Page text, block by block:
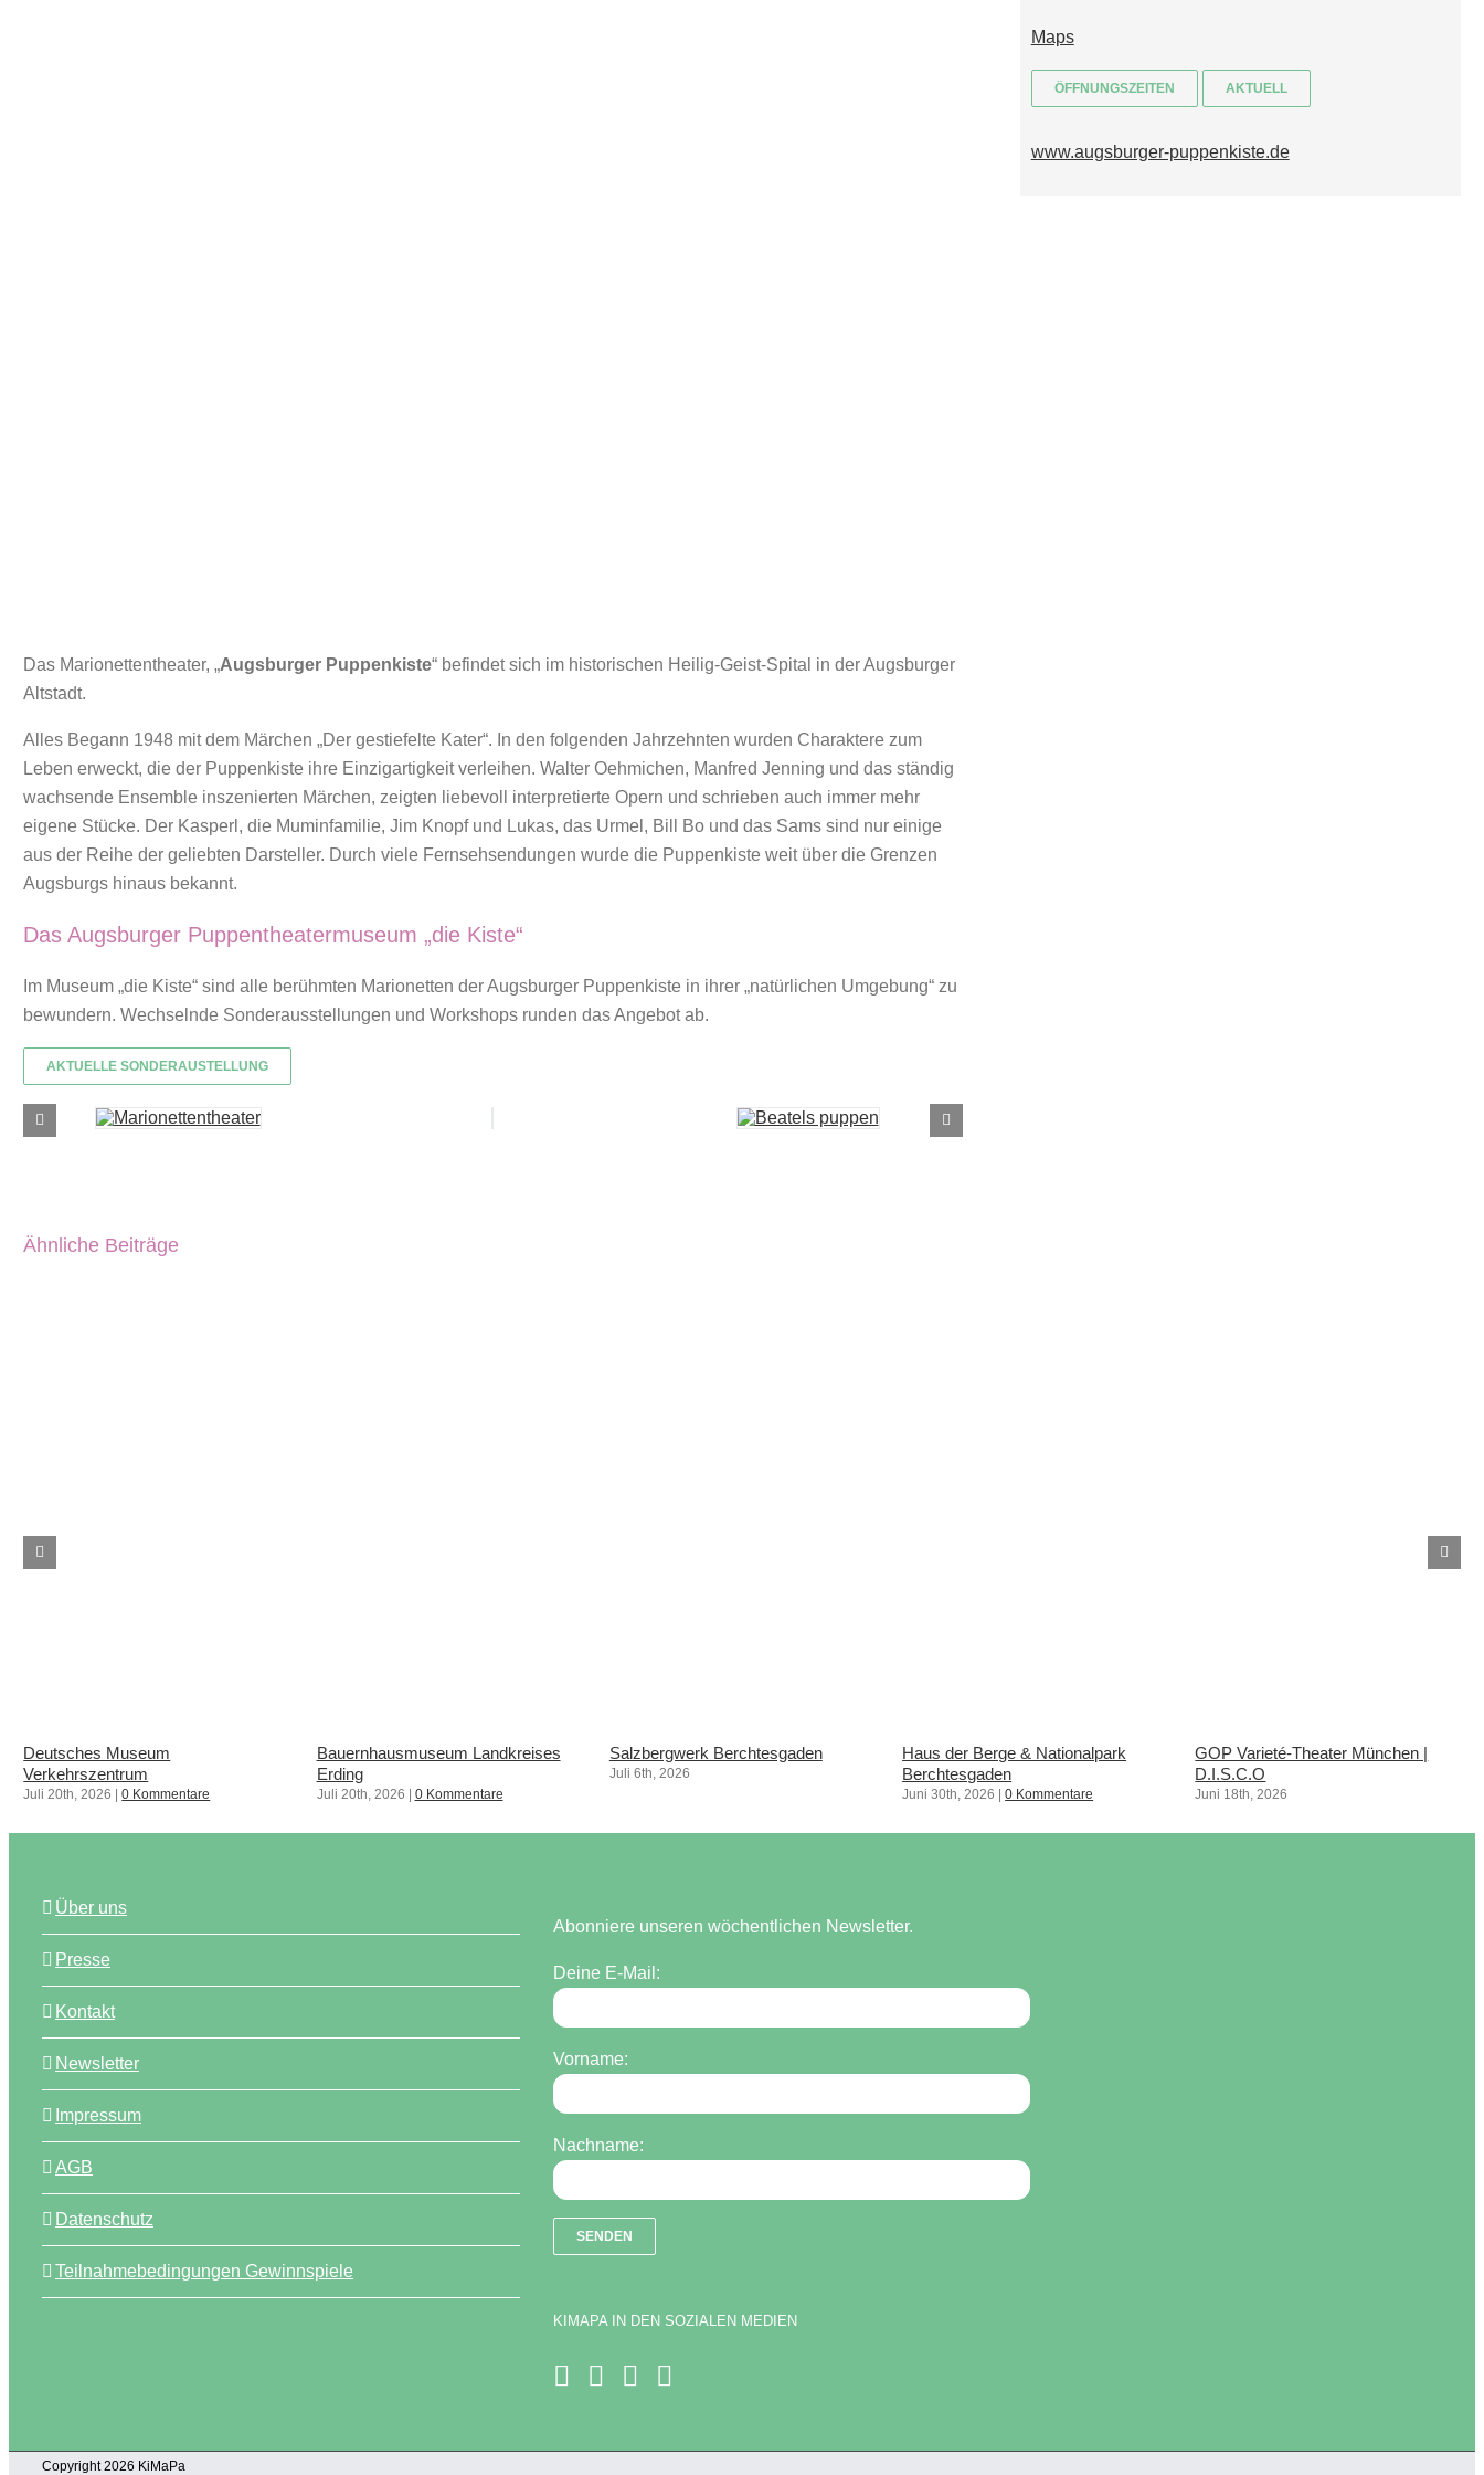
Das Marionettentheater, „Augsburger Puppenkiste“ befindet sich im historischen Heilig-Geist-Spital in der Augsburger
Altstadt.
Alles Begann 1948 mit dem Märchen „Der gestiefelte Kater“. In den folgenden Jahrzehnten wurden Charaktere zum
Leben erweckt, die der Puppenkiste ihre Einzigartigkeit verleihen. Walter Oehmichen, Manfred Jenning und das ständig
wachsende Ensemble inszenierten Märchen, zeigten liebevoll interpretierte Opern und schrieben auch immer mehr
eigene Stücke. Der Kasperl, die Muminfamilie, Jim Knopf und Lukas, das Urmel, Bill Bo und das Sams sind nur einige
aus der Reihe der geliebten Darsteller. Durch viele Fernsehsendungen wurde die Puppenkiste weit über die Grenzen
Augsburgs hinaus bekannt.
Das Augsburger Puppentheatermuseum „die Kiste“
Im Museum „die Kiste“ sind alle berühmten Marionetten der Augsburger Puppenkiste in ihrer „natürlichen Umgebung“ zu
bewundern. Wechselnde Sonderausstellungen und Workshops runden das Angebot ab.
AKTUELLE SONDERAUSTELLUNG
Maps
ÖFFNUNGSZEITEN AKTUELL
www.augsburger-puppenkiste.de
Ähnliche Beiträge
Deutsches Museum
Verkehrszentrum
Juli 20th, 2026 | 0 Kommentare
Bauernhausmuseum Landkreises
Erding
Juli 20th, 2026 | 0 Kommentare
Salzbergwerk Berchtesgaden
Juli 6th, 2026
Haus der Berge & Nationalpark
Berchtesgaden
Juni 30th, 2026 | 0 Kommentare
GOP Varieté-Theater München |
D.I.S.C.O
Juni 18th, 2026
Über uns
Presse
Kontakt
Newsletter
Impressum
AGB
Datenschutz
Teilnahmebedingungen Gewinnspiele
Abonniere unseren wöchentlichen Newsletter.
Deine E-Mail:
Vorname:
Nachname:
KIMAPA IN DEN SOZIALEN MEDIEN
Copyright 2026 KiMaPa